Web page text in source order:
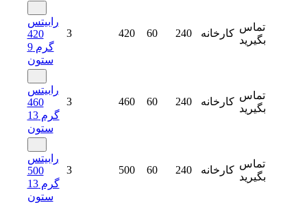
رابیتس
420
گرم 9
ستون
3 420 60 240 کارخانه
تماس
بگیرید
رابیتس
460
گرم 13
ستون
3 460 60 240 کارخانه
تماس
بگیرید
رابیتس
500
گرم 13
ستون
3 500 60 240 کارخانه
تماس
بگیرید